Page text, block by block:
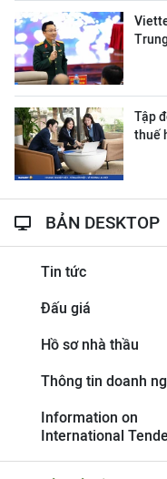
Tập
thuế
BẢN DESKTOP
Tin tức
Đấu giá
Hồ sơ nhà thầu
Thông tin doanh
Information on
International